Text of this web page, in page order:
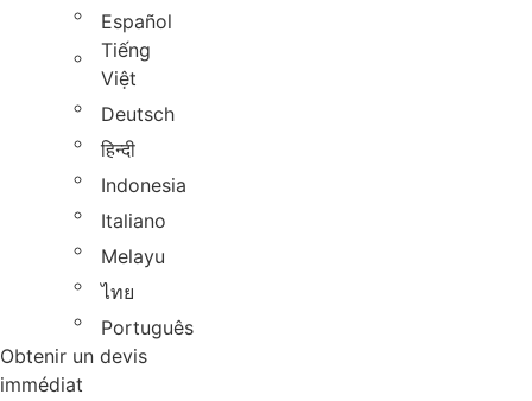
Español
Tiếng
Việt
Deutsch
हिन्दी
Indonesia
Italiano
Melayu
ไทย
Português
Obtenir un devis
immédiat